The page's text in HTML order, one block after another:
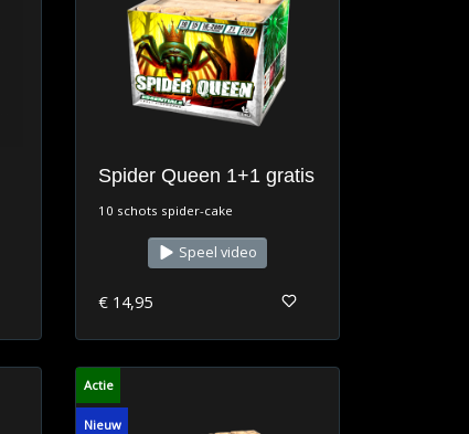
Spider Queen 1+1 gratis
10 schots spider-cake
Speel video
€ 14,95
Actie
Nieuw